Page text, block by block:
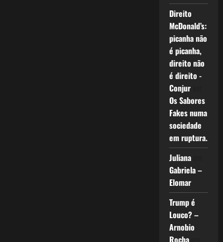
Direito
McDonald’s:
picanha não
é picanha,
direito não
é direito -
Conjurem
Os Sabores
Fakes numa
sociedade
em ruptura.
Julianaem
Gabriela –
Elomar
Trump é
Louco? –
Arnobio
Rochaem